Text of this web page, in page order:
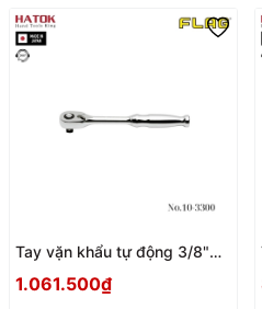
Tay vặn khẩu tự động 3/8"
1.061.500₫